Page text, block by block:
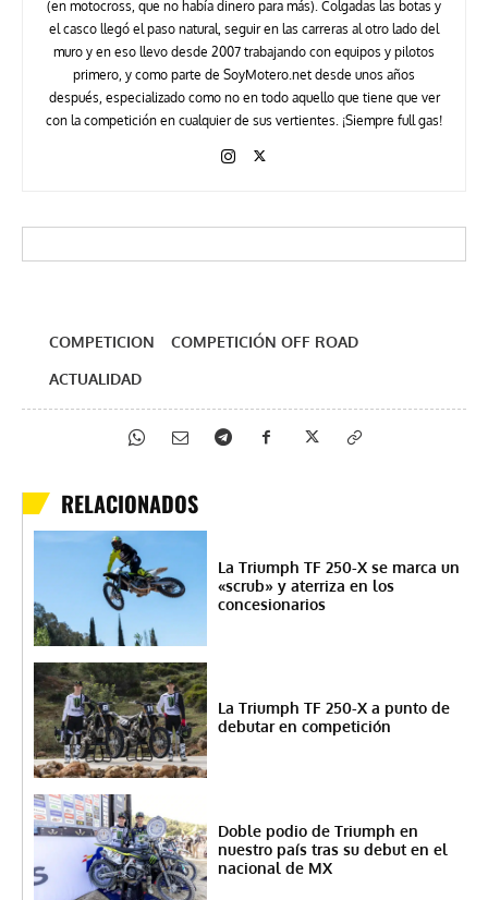
(en motocross, que no había dinero para más). Colgadas las botas y
el casco llegó el paso natural, seguir en las carreras al otro lado del
muro y en eso llevo desde 2007 trabajando con equipos y pilotos
primero, y como parte de SoyMotero.net desde unos años
después, especializado como no en todo aquello que tiene que ver
con la competición en cualquier de sus vertientes. ¡Siempre full gas!
COMPETICION
COMPETICIÓN OFF ROAD
ACTUALIDAD
RELACIONADOS
La Triumph TF 250-X se marca un
«scrub» y aterriza en los
concesionarios
La Triumph TF 250-X a punto de
debutar en competición
Doble podio de Triumph en
nuestro país tras su debut en el
nacional de MX